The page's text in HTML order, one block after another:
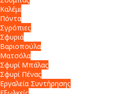
Καλέμι
Πόντα
Σγρόπιες
Σφυριά
Βαριοπούλα
Ματσόλα
Σφυρί Μπάλας
Σφυρί Πένας
Εργαλεία Συντήρησης